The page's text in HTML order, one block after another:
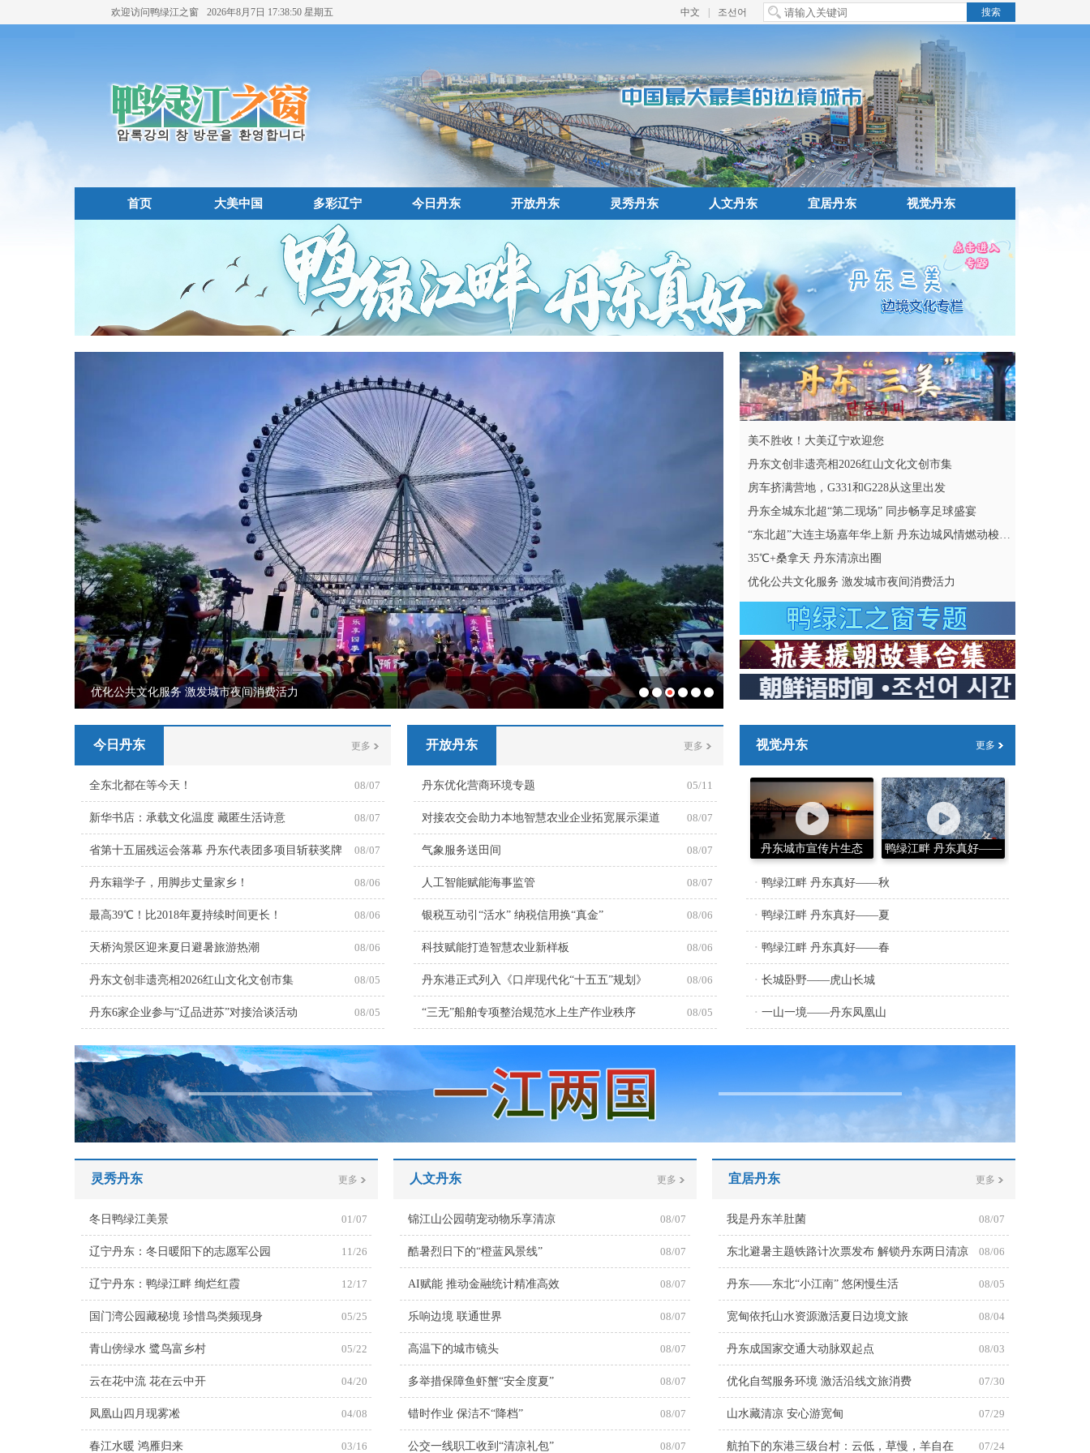
欢迎访问鸭绿江之窗 2026年8月7日 17:38:51 星期五 中文 조선어
首页 大美中国 多彩辽宁 今日丹东 开放丹东 灵秀丹东 人文丹东 宜居丹东 视觉丹东
优化公共文化服务 激发城市夜间消费活力 优化自驾服务环境 激活沿线文旅消费
美不胜收！大美辽宁欢迎您
丹东文创非遗亮相2026红山文化文创市集
房车挤满营地，G331和G228从这里出发
丹东全城东北超“第二现场” 同步畅享足球盛宴
35℃+桑拿天 丹东清凉出圈
优化公共文化服务 激发城市夜间消费活力
今日丹东 更多
08/07
全东北都在等今天！
08/07
新华书店：承载文化温度 藏匿生活诗意
08/07
省第十五届残运会落幕 丹东代表团多项目斩获奖牌
08/06
丹东籍学子，用脚步丈量家乡！
08/06
最高39℃！比2018年夏持续时间更长！
08/06
天桥沟景区迎来夏日避暑旅游热潮
08/05
丹东文创非遗亮相2026红山文化文创市集
08/05
丹东6家企业参与“辽品进苏”对接洽谈活动
开放丹东 更多
05/11
丹东优化营商环境专题
08/07
对接农交会助力本地智慧农业企业拓宽展示渠道
08/07
气象服务送田间
08/07
人工智能赋能海事监管
08/06
银税互动引“活水” 纳税信用换“真金”
08/06
科技赋能打造智慧农业新样板
08/06
丹东港正式列入《口岸现代化“十五五”规划》
08/05
“三无”船舶专项整治规范水上生产作业秩序
视觉丹东 更多
丹东城市宣传片生态
鸭绿江畔 丹东真好——
· 鸭绿江畔 丹东真好——秋
· 鸭绿江畔 丹东真好——夏
· 鸭绿江畔 丹东真好——春
· 长城卧野——虎山长城
· 一山一境——丹东凤凰山
灵秀丹东 更多
01/07
冬日鸭绿江美景
11/26
辽宁丹东：冬日暖阳下的志愿军公园
12/17
辽宁丹东：鸭绿江畔 绚烂红霞
05/25
国门湾公园藏秘境 珍惜鸟类频现身
05/22
青山傍绿水 鹭鸟富乡村
04/20
云在花中流 花在云中开
04/08
凤凰山四月现雾凇
03/16
春江水暖 鸿雁归来
人文丹东 更多
08/07
锦江山公园萌宠动物乐享清凉
08/07
酷暑烈日下的“橙蓝风景线”
08/07
AI赋能 推动金融统计精准高效
08/07
乐响边境 联通世界
08/07
高温下的城市镜头
08/07
多举措保障鱼虾蟹“安全度夏”
08/07
错时作业 保洁不“降档”
08/07
公交一线职工收到“清凉礼包”
宜居丹东 更多
08/07
我是丹东羊肚菌
08/06
东北避暑主题铁路计次票发布 解锁丹东两日清凉
行 08/05
丹东——东北“小江南” 悠闲慢生活
08/04
宽甸依托山水资源激活夏日边境文旅
08/03
丹东成国家交通大动脉双起点
07/30
优化自驾服务环境 激活沿线文旅消费
07/29
山水藏清凉 安心游宽甸
07/24
航拍下的东港三级台村：云低，草慢，羊自在